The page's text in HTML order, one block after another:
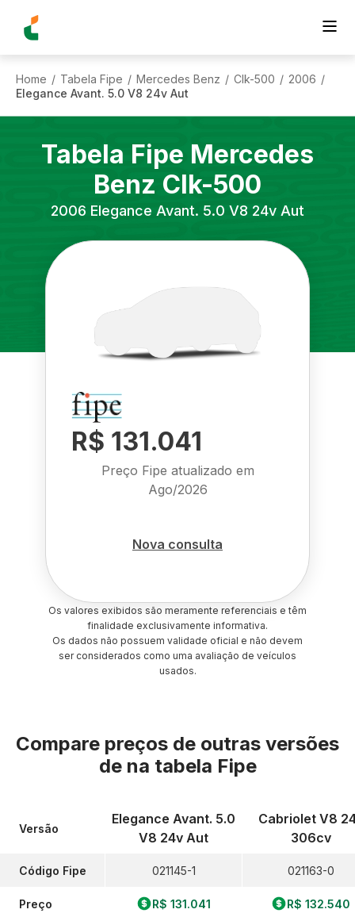
Home / Tabela Fipe / Mercedes Benz / Clk-500 / 2006 /
Elegance Avant. 5.0 V8 24v Aut
Tabela Fipe Mercedes
Benz Clk-500
2006 Elegance Avant. 5.0 V8 24v Aut
R$ 131.041
Preço Fipe atualizado em
Ago/2026
Nova consulta
Os valores exibidos são meramente referenciais e têm
finalidade exclusivamente informativa.
Os dados não possuem validade oficial e não devem
ser considerados como uma avaliação de veículos
usados.
Compare preços de outras versões
de na tabela Fipe
Versão
Código Fipe
Preço
Elegance Avant. 5.0
V8 24v Aut
021145-1
R$ 131.041
Cabriolet V8
306cv
021163-0
R$ 132.540